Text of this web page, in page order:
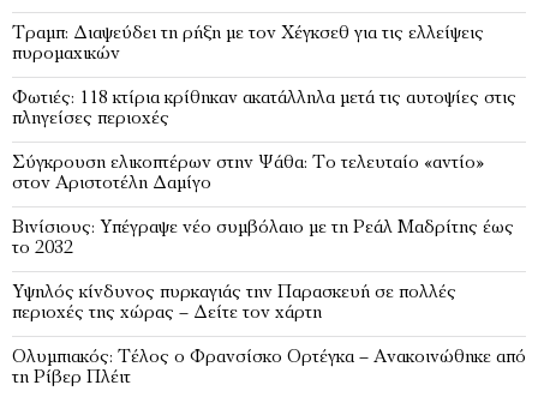
Τραμπ: Διαψεύδει τη ρήξη με τον Χέγκσεθ για τις ελλείψεις
πυρομαχικών
Φωτιές: 118 κτίρια κρίθηκαν ακατάλληλα μετά τις αυτοψίες στις
πληγείσες περιοχές
Σύγκρουση ελικοπτέρων στην Ψάθα: Tο τελευταίο «αντίο»
στον Αριστοτέλη Δαμίγο
Βινίσιους: Υπέγραψε νέο συμβόλαιο με τη Ρεάλ Μαδρίτης έως
το 2032
Υψηλός κίνδυνος πυρκαγιάς την Παρασκευή σε πολλές
περιοχές της χώρας – Δείτε τον χάρτη
Ολυμπιακός: Τέλος ο Φρανσίσκο Ορτέγκα – Ανακοινώθηκε από
τη Ρίβερ Πλέιτ